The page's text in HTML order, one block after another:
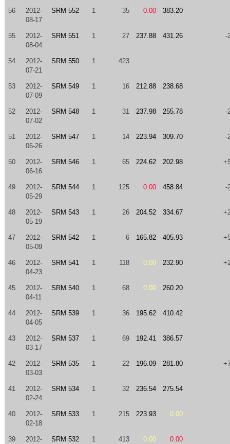
56
2012-
08-17
SRM 552 1 35 0.00 383.20
55
2012-
08-04
SRM 551 1 27 237.88 431.26 -
54
2012-
07-21
SRM 550 1 423
53
2012-
07-09
SRM 549 1 16 212.88 238.68
52
2012-
07-02
SRM 548 1 31 237.98 255.78 -
51
2012-
06-26
SRM 547 1 14 223.94 309.70 -
50
2012-
06-16
SRM 546 1 65 224.62 202.98
49
2012-
05-29
SRM 544 1 125 0.00 458.84 -
48
2012-
05-19
SRM 543 1 26 204.52 334.67
47
2012-
05-09
SRM 542 1 6 165.82 405.93
46
2012-
04-23
SRM 541 1 118 0.00 232.90
45
2012-
04-11
SRM 540 1 68 0.00 260.20
44
2012-
04-05
SRM 539 1 36 195.62 410.42
43
2012-
03-17
SRM 537 1 69 192.41 386.57
42
2012-
03-03
SRM 535 1 22 196.09 281.80
41
2012-
02-24
SRM 534 1 32 236.54 275.54
40
2012-
02-18
SRM 533 1 215 223.93 0.00
39
2012-
SRM 532 1 413 0.00 0.00